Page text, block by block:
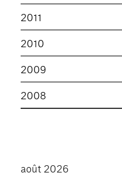
2011
2010
2009
2008
août 2026